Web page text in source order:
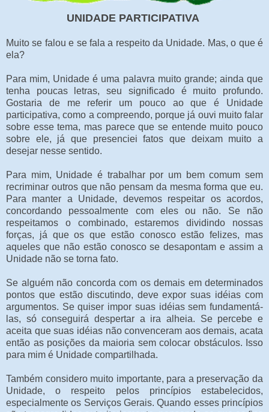
UNIDADE PARTICIPATIVA
Muito se falou e se fala a respeito da Unidade. Mas, o que é
ela?
Para mim, Unidade é uma palavra muito grande; ainda que
tenha poucas letras, seu significado é muito profundo.
Gostaria de me referir um pouco ao que é Unidade
participativa, como a compreendo, porque já ouvi muito falar
sobre esse tema, mas parece que se entende muito pouco
sobre ele, já que presenciei fatos que deixam muito a
desejar nesse sentido.
Para mim, Unidade é trabalhar por um bem comum sem
recriminar outros que não pensam da mesma forma que eu.
Para manter a Unidade, devemos respeitar os acordos,
concordando pessoalmente com eles ou não. Se não
respeitamos o combinado, estaremos dividindo nossas
forças, já que os que estão conosco estão felizes, mas
aqueles que não estão conosco se desapontam e assim a
Unidade não se torna fato.
Se alguém não concorda com os demais em determinados
pontos que estão discutindo, deve expor suas idéias com
argumentos. Se quiser impor suas idéias sem fundamentá-
las, só conseguirá despertar a ira alheia. Se percebe e
aceita que suas idéias não convenceram aos demais, acata
então as posições da maioria sem colocar obstáculos. Isso
para mim é Unidade compartilhada.
Também considero muito importante, para a preservação da
Unidade, o respeito pelos princípios estabelecidos,
especialmente os Serviços Gerais. Quando esses princípios